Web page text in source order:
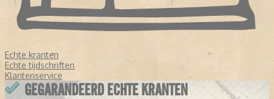
Echte kranten
Echte tijdschriften
Klantenservice
GEGARANDEERD ECHTE KRANTEN